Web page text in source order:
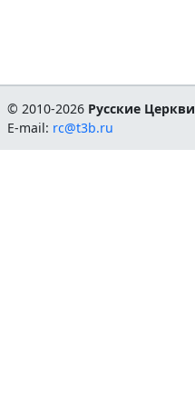
© 2010-2026 Русские Церкви
E-mail: rc@t3b.ru